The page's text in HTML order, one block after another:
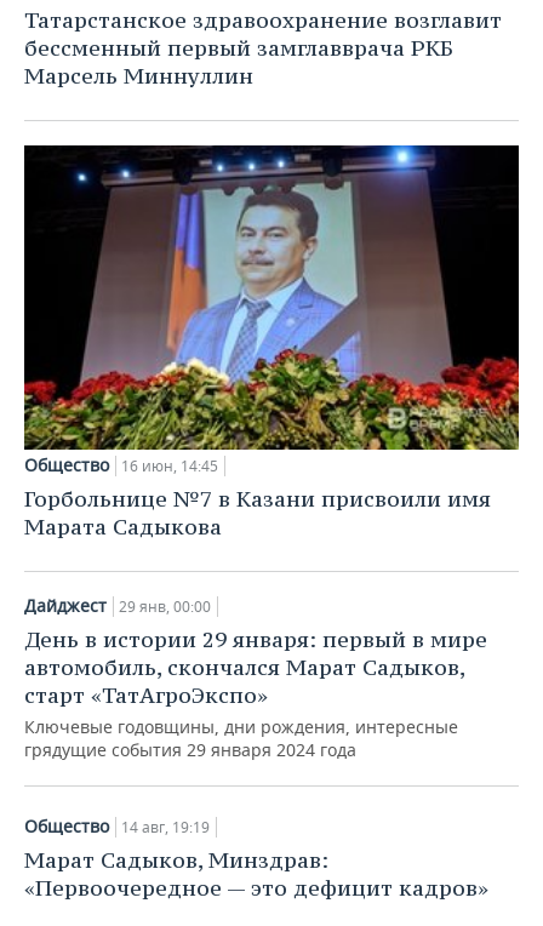
Татарстанское здравоохранение возглавит
бессменный первый замглавврача РКБ
Марсель Миннуллин
Общество 16 июн, 14:45
Горбольнице №7 в Казани присвоили имя
Марата Садыкова
Дайджест 29 янв, 00:00
День в истории 29 января: первый в мире
автомобиль, скончался Марат Садыков,
старт «ТатАгроЭкспо»
Ключевые годовщины, дни рождения, интересные
грядущие события 29 января 2024 года
Общество 14 авг, 19:19
Марат Садыков, Минздрав:
«Первоочередное — это дефицит кадров»